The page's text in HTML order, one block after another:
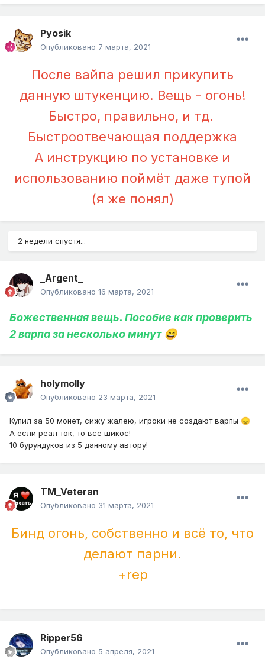
Pyosik
Опубликовано 7 марта, 2021
После вайпа решил прикупить
данную штукенцию. Вещь - огонь!
Быстро, правильно, и тд.
Быстроотвечающая поддержка
А инструкцию по установке и
использованию поймёт даже тупой
(я же понял)
2 недели спустя...
_Argent_
Опубликовано 16 марта, 2021
Божественная вещь. Пособие как проверить
2 варпа за несколько минут 😄
holymolly
Опубликовано 23 марта, 2021
Купил за 50 монет, сижу жалею, игроки не создают варпы 😞
А если реал ток, то все шикос!
10 бурундуков из 5 данному автору!
TM_Veteran
Опубликовано 31 марта, 2021
Бинд огонь, собственно и всё то, что
делают парни.
+rep
Ripper56
Опубликовано 5 апреля, 2021